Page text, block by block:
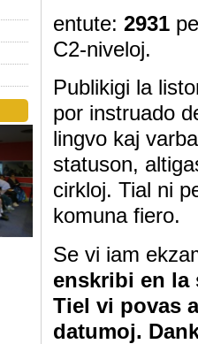
entute:2931
C2-niveloj.
Publikigi la
por instruado
lingvo kaj
statuson,
cirkloj. Tial ni
komuna fiero.
Se vi iam
enskribi en la
Tiel vi povas
datumoj.